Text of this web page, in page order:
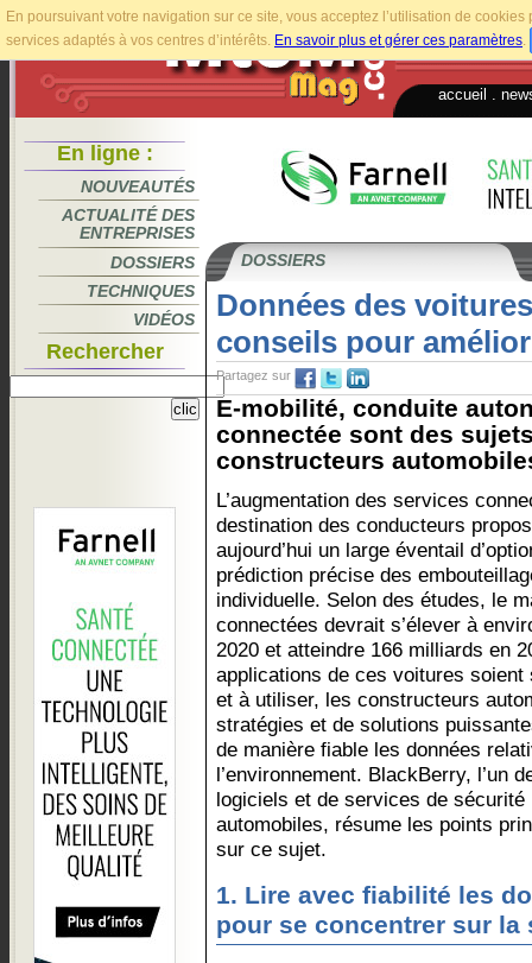
En poursuivant votre navigation sur ce site, vous acceptez l’utilisation de
services adaptés à vos centres d’intérêts. En savoir plus et gérer ces paramètres.
accueil
En ligne :
NOUVEAUTÉS
ACTUALITÉ DES
ENTREPRISES
DOSSIERS
TECHNIQUES
VIDÉOS
Rechercher
DOSSIERS
Données des
conseils pour
Partagez sur
E-mobilité, conduite
connectée sont des
constructeurs
L’augmentation des services
destination des conducteurs
aujourd’hui un large éventail
prédiction précise des
individuelle. Selon des études, le
connectées devrait s’élever à
2020 et atteindre 166 milliards en
applications de ces voitures
et à utiliser, les constructeurs
stratégies et de solutions
de manière fiable les données
l’environnement. BlackBerry, l’un
logiciels et de services de
automobiles, résume les points
sur ce sujet.
1. Lire avec fiabilité les
pour se concentrer sur la